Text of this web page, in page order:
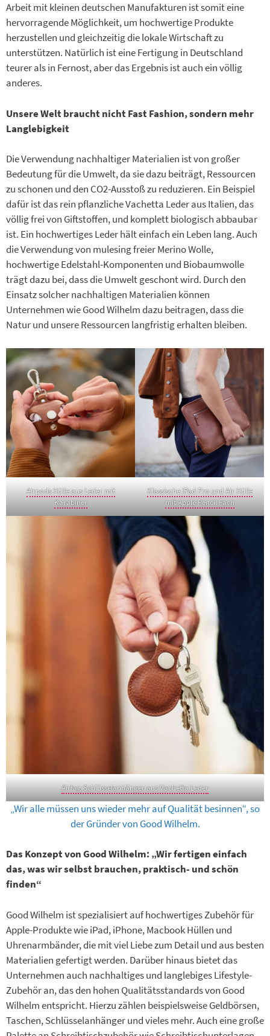
Arbeit mit kleinen deutschen Manufakturen ist somit eine
hervorragende Möglichkeit, um hochwertige Produkte
herzustellen und gleichzeitig die lokale Wirtschaft zu
unterstützen. Natürlich ist eine Fertigung in Deutschland
teurer als in Fernost, aber das Ergebnis ist auch ein völlig
anderes.
Unsere Welt braucht nicht Fast Fashion, sondern mehr
Langlebigkeit
Die Verwendung nachhaltiger Materialien ist von großer
Bedeutung für die Umwelt, da sie dazu beiträgt, Ressourcen
zu schonen und den CO2-Ausstoß zu reduzieren. Ein Beispiel
dafür ist das rein pflanzliche Vachetta Leder aus Italien, das
völlig frei von Giftstoffen, und komplett biologisch abbaubar
ist. Ein hochwertiges Leder hält einfach ein Leben lang. Auch
die Verwendung von mulesing freier Merino Wolle,
hochwertige Edelstahl-Komponenten und Biobaumwolle
trägt dazu bei, dass die Umwelt geschont wird. Durch den
Einsatz solcher nachhaltigen Materialien können
Unternehmen wie Good Wilhelm dazu beitragen, dass die
Natur und unsere Ressourcen langfristig erhalten bleiben.
Airpods Hülle aus Leder mit
Karabiner
Klassische iPad Pro und Air Hülle
mit Apple Pencil Fach
Airtag Schlüsselanhänger aus Vachetta Leder
„Wir alle müssen uns wieder mehr auf Qualität besinnen“, so
der Gründer von Good Wilhelm.
Das Konzept von Good Wilhelm: „Wir fertigen einfach
das, was wir selbst brauchen, praktisch- und schön
finden“
Good Wilhelm ist spezialisiert auf hochwertiges Zubehör für
Apple-Produkte wie iPad, iPhone, Macbook Hüllen und
Uhrenarmbänder, die mit viel Liebe zum Detail und aus besten
Materialien gefertigt werden. Darüber hinaus bietet das
Unternehmen auch nachhaltiges und langlebiges Lifestyle-
Zubehör an, das den hohen Qualitätsstandards von Good
Wilhelm entspricht. Hierzu zählen beispielsweise Geldbörsen,
Taschen, Schlüsselanhänger und vieles mehr. Auch eine große